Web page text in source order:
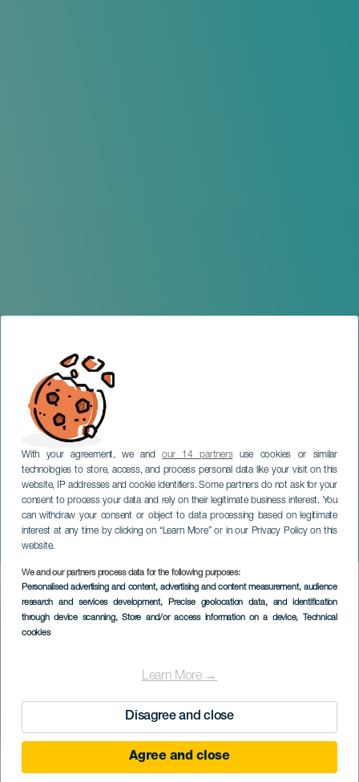
With your agreement, we andour 14 partnersuse cookies or similar
technologies to store, access, and process personal data like your visit on this
website, IP addresses and cookie identifiers. Some partners do not ask for your
consent to process your data and rely on their legitimate business interest. You
can withdraw your consent or object to data processing based on legitimate
interest at any time by clicking on “Learn More” or in our Privacy Policy on this
website.
We and our partners process data for the following purposes:
Personalised advertising and content, advertising and content measurement, audience
research and services development, Precise geolocation data, and identification
through device scanning, Store and/or access information on a device, Technical
cookies
Learn More →
Disagree and close
Agree and close
Saoko Music Fest
TENERIFE
Imagen
Listado